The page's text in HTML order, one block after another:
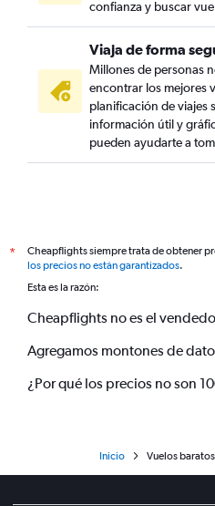
confianza y buscar
Viaja de forma
Millones de personas
encontrar los mejores
planificación de viajes
información útil y
pueden ayudarte a
*
Cheapflights siempre trata de obtener
los precios no están garantizados.
Esta es la razón:
Cheapflights no es el
Agregamos montones de
¿Por qué los precios no son
Inicio Vuelos